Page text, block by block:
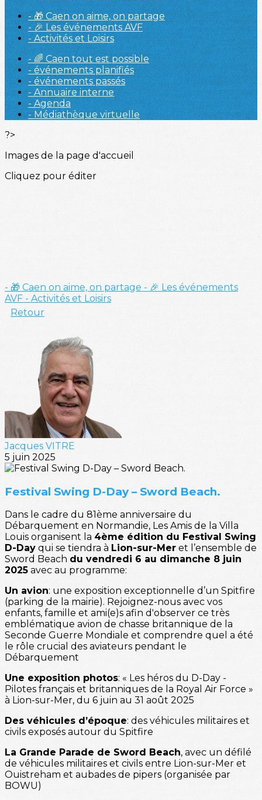
- 🎁 Caen on aime, on partage
- 🎉 Les événements AVF
- Activités et Loisirs
- 🌈 Caen tout est possible
- événements planifiés
- événements passés
- Annuaire interne
- Agenda
- Médiathèque virtuelle
?>
Images de la page d'accueil
Cliquez pour éditer
- 🎁 Caen on aime, on partage - 🎉 Les événements
AVF - Activités et Loisirs
Retour
Jacques VITRE
5 juin 2025
Festival Swing D-Day – Sword Beach.
Dans le cadre du 81ème anniversaire du
Débarquement en Normandie, Les Amis de la Villa
Louis organisent la 4ème édition du Festival Swing
D-Day qui se tiendra à Lion-sur-Mer et l’ensemble de
Sword Beach du vendredi 6 au dimanche 8 juin
2025 avec au programme:
Un avion: une exposition exceptionnelle d’un Spitfire
(parking de la mairie). Rejoignez-nous avec vos
enfants, famille et ami(e)s afin d'observer ce très
emblématique avion de chasse britannique de la
Seconde Guerre Mondiale et comprendre quel a été
le rôle crucial des aviateurs pendant le
Débarquement
Une exposition photos: « Les héros du D-Day -
Pilotes français et britanniques de la Royal Air Force »
à Lion-sur-Mer, du 6 juin au 31 août 2025
Des véhicules d’époque: des véhicules militaires et
civils exposés autour du Spitfire
La Grande Parade de Sword Beach, avec un défilé
de véhicules militaires et civils entre Lion-sur-Mer et
Ouistreham et aubades de pipers (organisée par
BOWU)